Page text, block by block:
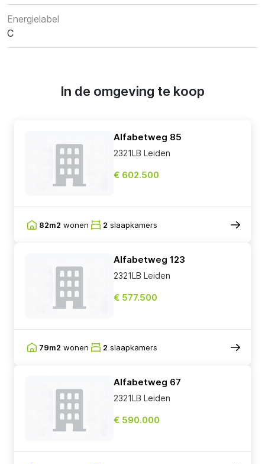
Energielabel
C
In de omgeving te koop
Alfabetweg 85
2321LB Leiden
€ 602.500
82m2 wonen 2 slaapkamers
Alfabetweg 123
2321LB Leiden
€ 577.500
79m2 wonen 2 slaapkamers
Alfabetweg 67
2321LB Leiden
€ 590.000